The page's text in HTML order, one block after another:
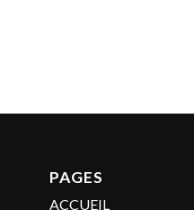
PAGES
ACCUEIL